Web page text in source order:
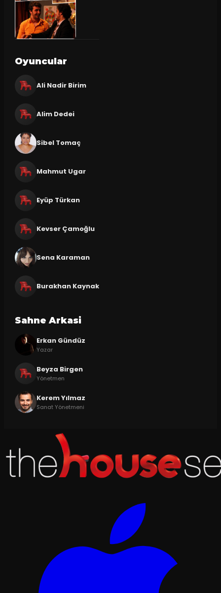
Oyuncular
Ali Nadir Birim
Alim Dedei
Sibel Tomaç
Mahmut Ugar
Eyüp Türkan
Kevser Çamoğlu
Sena Karaman
Burakhan Kaynak
Sahne Arkasi
Erkan Gündüz
Yazar
Beyza Birgen
Yönetmen
Kerem Yılmaz
Sanat Yönetmeni